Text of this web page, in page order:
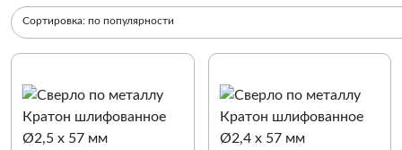
Сортировка: по популярности
По наименованию